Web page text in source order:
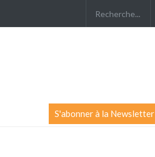
S'abonner à la Newsletter